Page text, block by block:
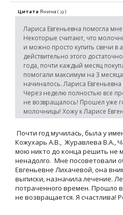
ЦитатаЯнина ( )
Лариса Евгеньевна помогла
Некоторые считают, что
и можно просто купить свечи в
действительно этого
года, почти каждый месяц
помогали максимум на 3
начиналось. Лариса
Через неделю полностью все
не возвращалось! Прошел уже
молочницы! Хожу к Ларисе
планирую так и продолжать
Почти год мучилась, была у
Кожухарь А.В., Журавлева В.А.,
мою никто до конца решить не
ненадолго. Мне посоветовали
Евгеньевне Лихачевой, она
выписки, назначила лечение.
потраченного времен. Прошло
не возвращается. Я счастлива!